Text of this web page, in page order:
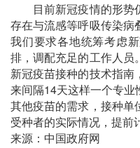
目前新冠疫情的形势
存在与流感等呼吸传染病
我们要求各地统筹考虑
排，调配充足的工作人员
新冠疫苗接种的技术指南
来间隔14天这样一个专
其他疫苗的需求，接种单
受种者的实际情况，提前
来源：中国政府网